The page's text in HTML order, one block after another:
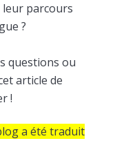
parcours
?
questions ou
article de
!
a été traduit